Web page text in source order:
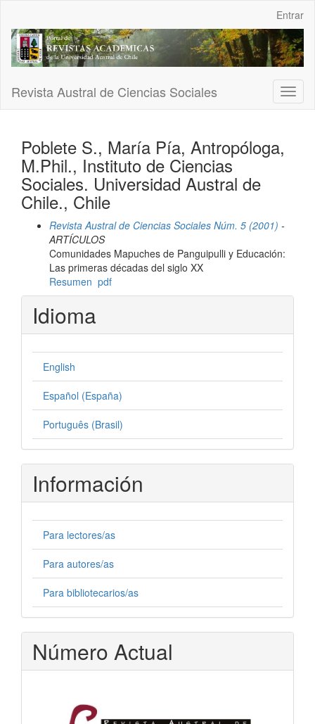
Contenido
principal
Barra
Entrar
Revista Austral de Ciencias Sociales
Poblete S., María Pía, Antropóloga,
M.Phil., Instituto de Ciencias
Sociales. Universidad Austral de
Chile., Chile
Revista Austral de Ciencias Sociales Núm. 5 (2001) -
ARTÍCULOS
Comunidades Mapuches de Panguipulli y Educación:
Las primeras décadas del siglo XX
Resumen pdf
Idioma
English
Español (España)
Português (Brasil)
Información
Para lectores/as
Para autores/as
Para bibliotecarios/as
Número Actual